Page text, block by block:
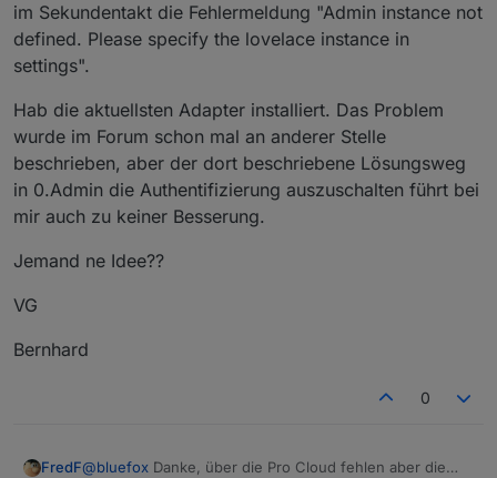
im Sekundentakt die Fehlermeldung "Admin instance not
defined. Please specify the lovelace instance in
settings".
Hab die aktuellsten Adapter installiert. Das Problem
wurde im Forum schon mal an anderer Stelle
beschrieben, aber der dort beschriebene Lösungsweg
in 0.Admin die Authentifizierung auszuschalten führt bei
mir auch zu keiner Besserung.
Jemand ne Idee??
VG
Bernhard
0
FredF@bluefox Danke, über die Pro Cloud fehlen aber die